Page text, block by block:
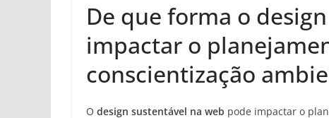
De que forma o
impactar o
conscientização
O design sustentável na web pode impactar o